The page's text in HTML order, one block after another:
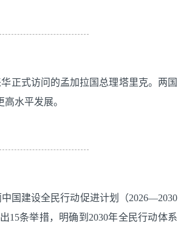
正式访问的孟加拉国总理塔里克。两国
水平发展。
国建设全民行动促进计划（2026—2030
15条举措，明确到2030年全民行动体系